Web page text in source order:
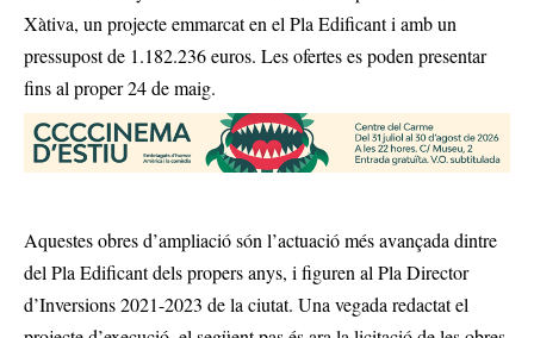
Xàtiva, un projecte emmarcat en el Pla Edificant i amb un
pressupost de 1.182.236 euros. Les ofertes es poden presentar
fins al proper 24 de maig.
Aquestes obres d’ampliació són l’actuació més avançada dintre
del Pla Edificant dels propers anys, i figuren al Pla Director
d’Inversions 2021-2023 de la ciutat. Una vegada redactat el